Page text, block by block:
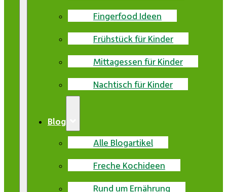
Fingerfood Ideen
Frühstück für Kinder
Mittagessen für Kinder
Nachtisch für Kinder
Blog
Alle Blogartikel
Freche Kochideen
Rund um Ernährung